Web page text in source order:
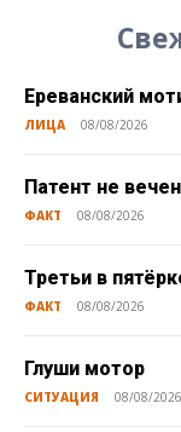
Ереванский
ЛИЦА 08/08/2026
Патент не вечен
ФАКТ 08/08/2026
Третьи в
ФАКТ 08/08/2026
Глуши мотор
СИТУАЦИЯ 08/08/2026